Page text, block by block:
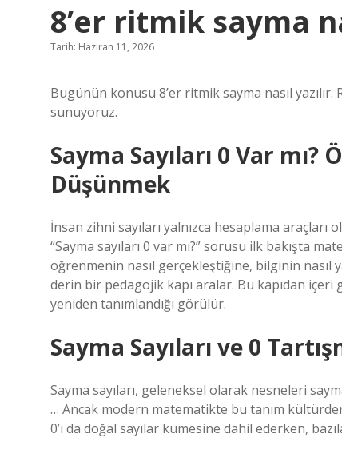
8’er ritmik sayma
Tarih: Haziran 11, 2026
Bugünün konusu 8’er ritmik sayma nasıl
sunuyoruz.
Sayma Sayıları 0 Var
Düşünmek
İnsan zihni sayıları yalnızca hesaplama
“Sayma sayıları 0 var mı?” sorusu ilk bakışta
öğrenmenin nasıl gerçekleştiğine, bilginin nasıl
derin bir pedagojik kapı aralar. Bu kapıdan içeri
yeniden tanımlandığı görülür.
Sayma Sayıları ve 0
Sayma sayıları, geleneksel olarak nesneleri
… Ancak modern matematikte bu tanım
0’ı da doğal sayılar kümesine dahil ederken,